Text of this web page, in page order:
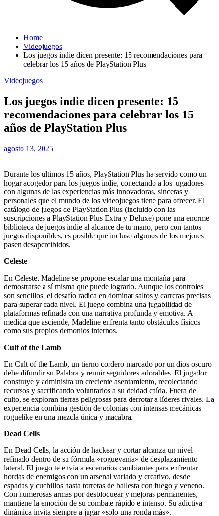
Home
Videojuegos
Los juegos indie dicen presente: 15 recomendaciones para
celebrar los 15 años de PlayStation Plus
Videojuegos
Los juegos indie dicen presente: 15
recomendaciones para celebrar los 15
años de PlayStation Plus
agosto 13, 2025
Durante los últimos 15 años, PlayStation Plus ha servido como un
hogar acogedor para los juegos indie, conectando a los jugadores
con algunas de las experiencias más innovadoras, sinceras y
personales que el mundo de los videojuegos tiene para ofrecer. El
catálogo de juegos de PlayStation Plus (incluido con las
suscripciones a PlayStation Plus Extra y Deluxe) pone una enorme
biblioteca de juegos indie al alcance de tu mano, pero con tantos
juegos disponibles, es posible que incluso algunos de los mejores
pasen desapercibidos.
Celeste
En Celeste, Madeline se propone escalar una montaña para
demostrarse a sí misma que puede lograrlo. Aunque los controles
son sencillos, el desafío radica en dominar saltos y carreras precisas
para superar cada nivel. El juego combina una jugabilidad de
plataformas refinada con una narrativa profunda y emotiva. A
medida que asciende, Madeline enfrenta tanto obstáculos físicos
como sus propios demonios internos.
Cult of the Lamb
En Cult of the Lamb, un tierno cordero marcado por un dios oscuro
debe difundir su Palabra y reunir seguidores adorables. El jugador
construye y administra un creciente asentamiento, recolectando
recursos y sacrificando voluntarios a su deidad caída. Fuera del
culto, se exploran tierras peligrosas para derrotar a líderes rivales. La
experiencia combina gestión de colonias con intensas mecánicas
roguelike en una mezcla única y macabra.
Dead Cells
En Dead Cells, la acción de hackear y cortar alcanza un nivel
refinado dentro de su fórmula «roguevania» de desplazamiento
lateral. El juego te envía a escenarios cambiantes para enfrentar
hordas de enemigos con un arsenal variado y creativo, desde
espadas y cuchillos hasta torretas de ballesta con fuego y veneno.
Con numerosas armas por desbloquear y mejoras permanentes,
mantiene la emoción de su combate rápido e intenso. Su adictiva
dinámica invita siempre a jugar «solo una ronda más».